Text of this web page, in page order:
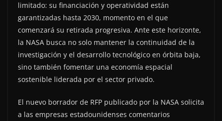
limitado: su financiación y operatividad están
garantizadas hasta 2030, momento en el que
comenzará su retirada progresiva. Ante este horizonte,
la NASA busca no solo mantener la continuidad de la
investigación y el desarrollo tecnológico en órbita baja,
sino también fomentar una economía espacial
sostenible liderada por el sector privado.
El nuevo borrador de RFP publicado por la NASA solicita
a las empresas estadounidenses comentarios